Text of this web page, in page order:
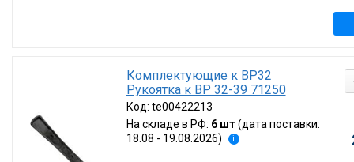
Комплектующие к ВР32
Рукоятка к ВР 32-39 71250
Код: te00422213
На складе в РФ: 6 шт (дата поставки:
18.08 - 19.08.2026)
i